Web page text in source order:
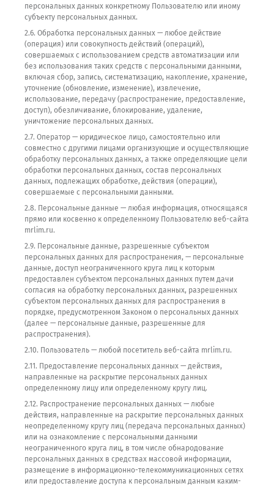
персональных данных конкретному Пользователю или иному
субъекту персональных данных.
2.6. Обработка персональных данных — любое действие
(операция) или совокупность действий (операций),
совершаемых с использованием средств автоматизации или
без использования таких средств с персональными данными,
включая сбор, запись, систематизацию, накопление, хранение,
уточнение (обновление, изменение), извлечение,
использование, передачу (распространение, предоставление,
доступ), обезличивание, блокирование, удаление,
уничтожение персональных данных.
2.7. Оператор — юридическое лицо, самостоятельно или
совместно с другими лицами организующие и осуществляющие
обработку персональных данных, а также определяющие цели
обработки персональных данных, состав персональных
данных, подлежащих обработке, действия (операции),
совершаемые с персональными данными.
2.8. Персональные данные — любая информация, относящаяся
прямо или косвенно к определенному Пользователю веб-сайта
mrlim.ru.
2.9. Персональные данные, разрешенные субъектом
персональных данных для распространения, — персональные
данные, доступ неограниченного круга лиц к которым
предоставлен субъектом персональных данных путем дачи
согласия на обработку персональных данных, разрешенных
субъектом персональных данных для распространения в
порядке, предусмотренном Законом о персональных данных
(далее — персональные данные, разрешенные для
распространения).
2.10. Пользователь — любой посетитель веб-сайта mrlim.ru.
2.11. Предоставление персональных данных — действия,
направленные на раскрытие персональных данных
определенному лицу или определенному кругу лиц.
2.12. Распространение персональных данных — любые
действия, направленные на раскрытие персональных данных
неопределенному кругу лиц (передача персональных данных)
или на ознакомление с персональными данными
неограниченного круга лиц, в том числе обнародование
персональных данных в средствах массовой информации,
размещение в информационно-телекоммуникационных сетях
или предоставление доступа к персональным данным каким-